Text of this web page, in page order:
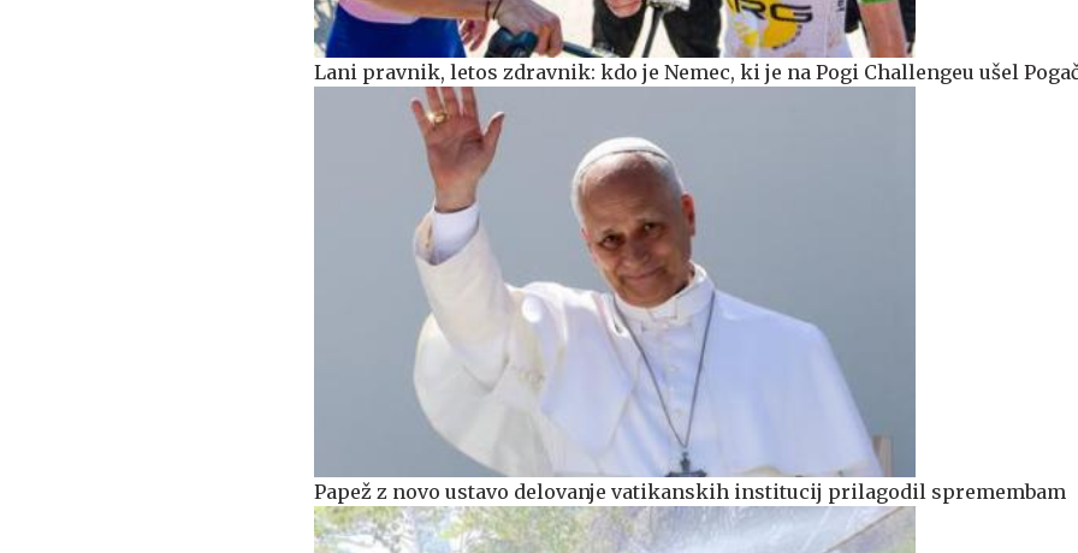
Lani pravnik, letos zdravnik: kdo je Nemec, ki je na Pogi Challengeu ušel
Papež z novo ustavo delovanje vatikanskih institucij prilagodil spremembam